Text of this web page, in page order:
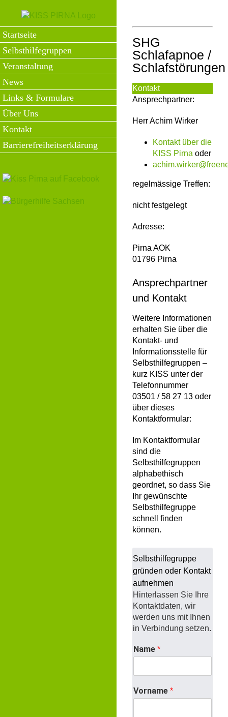
springen
Startseite
Selbsthilfegruppen
Veranstaltung
News
Links & Formulare
Über Uns
Kontakt
Barrierefreiheitserklärung
SHG
Schlafapnoe /
Schlafstörungen
Kontakt
Ansprechpartner:
Herr Achim Wirker
Kontakt über die
KISS Pirna oder
regelmässige Treffen:
nicht festgelegt
Adresse:
Pirna AOK
01796 Pirna
Ansprechpartner
und Kontakt
Weitere Informationen
erhalten Sie über die
Kontakt- und
Informationsstelle für
Selbsthilfegruppen –
kurz KISS unter der
Telefonnummer
03501 / 58 27 13 oder
über dieses
Kontaktformular:
Im Kontaktformular
sind die
Selbsthilfegruppen
alphabethisch
geordnet, so dass Sie
Ihr gewünschte
Selbsthilfegruppe
schnell finden
können.
Selbsthilfegruppe
gründen oder Kontakt
aufnehmen
Hinterlassen Sie Ihre
Kontaktdaten, wir
werden uns mit Ihnen
in Verbindung setzen.
Name *
Vorname *